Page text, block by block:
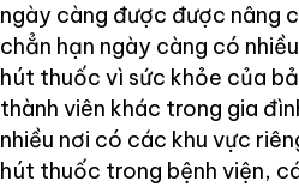
ngày càng được được nâng
chẳn hạn ngày càng có
hút thuốc vì sức khỏe của
thành viên khác trong gia
nhiều nơi có các khu vực
hút thuốc trong bệnh viện,